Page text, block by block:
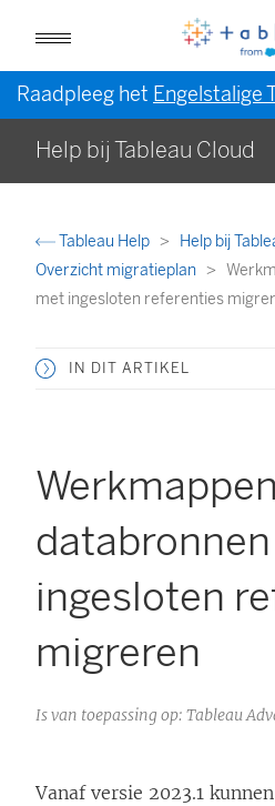
Raadpleeg het Engelstalige
Help bij Tableau Cloud
Tableau Help Help bij
Overzicht migratieplan
met ingesloten referenties
IN DIT ARTIKEL
ingesloten
migreren
Is van toepassing op: Tableau
Vanaf versie 2023.1